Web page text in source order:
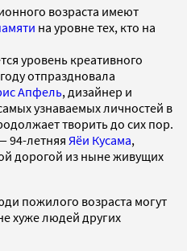
возраста имеют
на уровне тех, кто на
уровень креативного
отпраздновала
Апфель, дизайнер и
узнаваемых личностей в
творить до сих пор.
94-летняя Яёи Кусама,
дорогой из ныне живущих
пожилого возраста могут
хуже людей других